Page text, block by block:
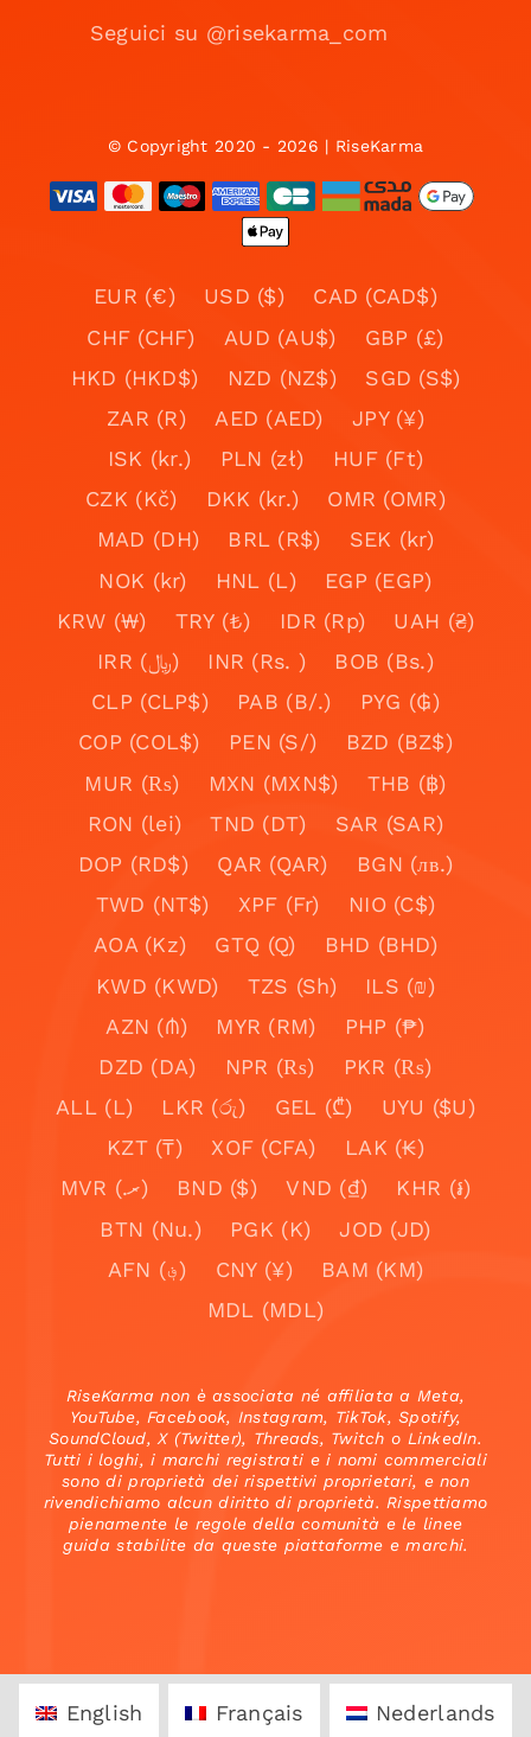
Seguici su @risekarma_com
© Copyright 2020 - 2026 | RiseKarma
EUR (€) USD ($)
CAD (CAD$)
CHF (CHF)
AUD (AU$)
GBP (£)
HKD (HKD$)
NZD (NZ$)
SGD (S$)
ZAR (R)
AED (AED)
JPY (¥)
ISK (kr.)
PLN (zł)
HUF (Ft)
CZK (Kč)
DKK (kr.)
OMR (OMR)
MAD (DH)
BRL (R$)
SEK (kr)
NOK (kr)
HNL (L)
EGP (EGP)
KRW (₩)
TRY (₺) IDR (Rp)
UAH (₴)
IRR (﷼)
INR (Rs. )
BOB (Bs.)
CLP (CLP$)
PAB (B/.)
PYG (₲)
COP (COL$)
PEN (S/)
BZD (BZ$)
MUR (₨)
MXN (MXN$)
THB (฿)
RON (lei)
TND (DT)
SAR (SAR)
DOP (RD$)
QAR (QAR)
BGN (лв.)
TWD (NT$)
XPF (Fr)
NIO (C$)
AOA (Kz)
GTQ (Q)
BHD (BHD)
KWD (KWD)
TZS (Sh)
ILS (₪)
AZN (₼)
MYR (RM)
PHP (₱)
DZD (DA)
NPR (₨)
PKR (₨)
ALL (L)
LKR (රු) GEL (₾)
UYU ($U)
KZT (₸)
XOF (CFA)
LAK (₭)
MVR (.ރ)
BND ($) VND (₫)
KHR (៛)
BTN (Nu.)
PGK (K)
JOD (JD)
AFN (؋)
CNY (¥)
BAM (KM)
MDL (MDL)
RiseKarma non è associata né affiliata a Meta,
YouTube, Facebook, Instagram, TikTok, Spotify,
SoundCloud, X (Twitter), Threads, Twitch o LinkedIn.
Tutti i loghi, i marchi registrati e i nomi commerciali
sono di proprietà dei rispettivi proprietari, e non
rivendichiamo alcun diritto di proprietà. Rispettiamo
pienamente le regole della comunità e le linee
guida stabilite da queste piattaforme e marchi.
English Français Nederlands